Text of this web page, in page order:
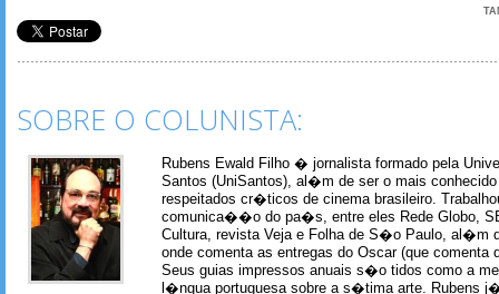
SOBRE O COLUNISTA:
Rubens Ewald Filho � jornalista formado pela
Santos (UniSantos), al�m de ser o mais
respeitados cr�ticos de cinema brasileiro.
comunica��o do pa�s, entre eles Rede Globo,
Cultura, revista Veja e Folha de S�o Paulo, al�m
onde comenta as entregas do Oscar (que comenta
Seus guias impressos anuais s�o tidos como a
l�ngua portuguesa sobre a s�tima arte. Rubens